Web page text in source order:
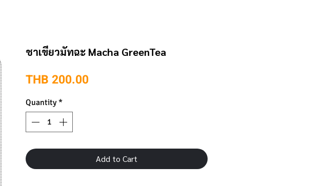
ชาเขียวมัทฉะ Macha GreenTea
THB 200.00Price
Quantity *
Add to Cart